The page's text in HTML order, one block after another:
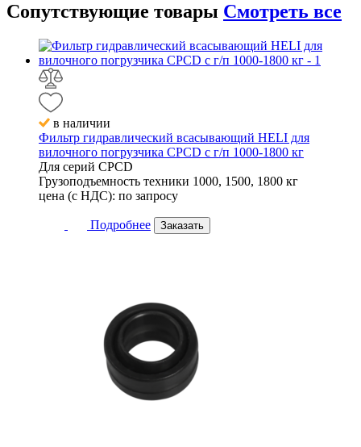
Сопутствующие товары Смотреть все
в наличии
Фильтр гидравлический всасывающий HELI для
вилочного погрузчика CPCD с г/п 1000-1800 кг
Для серий CPCD
Грузоподъемность техники 1000, 1500, 1800 кг
цена (с НДС): по запросу
Подробнее Заказать